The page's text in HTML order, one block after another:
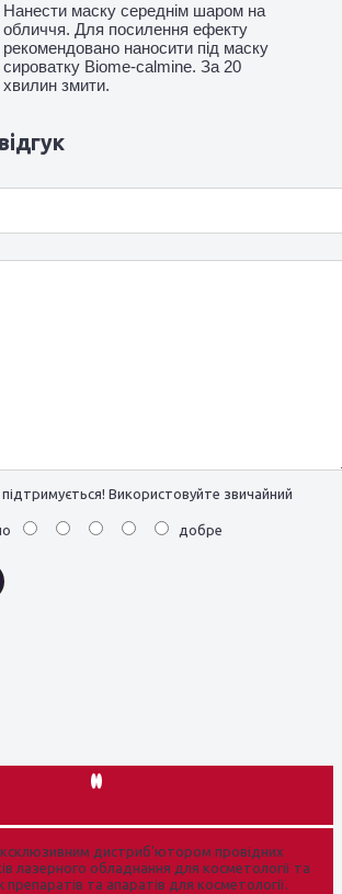
Нанести маску середнім шаром на
обличчя. Для посилення ефекту
рекомендовано наносити під маску
сироватку Biome-calmine. За 20
хвилин змити.
Використовуйте звичайний
добре
дистриб'ютором провідних
лазерного обладнання для косметології та
та апаратів для косметології.